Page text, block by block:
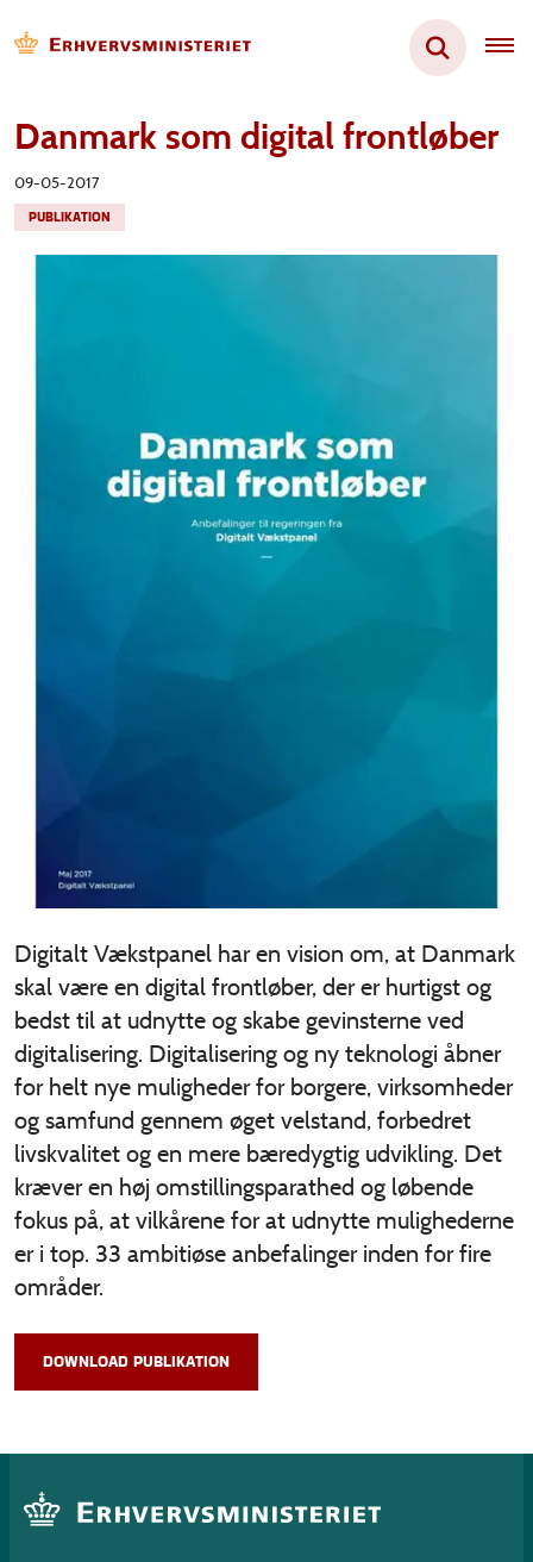
Danmark som digital frontløber
09-05-2017
PUBLIKATION
Digitalt Vækstpanel har en vision om, at Danmark
skal være en digital frontløber, der er hurtigst og
bedst til at udnytte og skabe gevinsterne ved
digitalisering. Digitalisering og ny teknologi åbner
for helt nye muligheder for borgere, virksomheder
og samfund gennem øget velstand, forbedret
livskvalitet og en mere bæredygtig udvikling. Det
kræver en høj omstillingsparathed og løbende
fokus på, at vilkårene for at udnytte mulighederne
er i top. 33 ambitiøse anbefalinger inden for fire
områder.
DOWNLOAD PUBLIKATION